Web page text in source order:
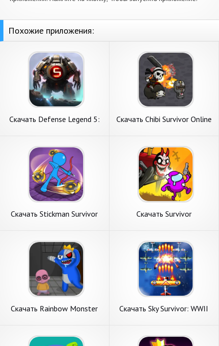
Похожие приложения:
Скачать Defense Legend 5:
Скачать Chibi Survivor Online
Скачать Stickman Survivor
Скачать Survivor
на Андроид
Скачать Rainbow Monster
Скачать Sky Survivor: WWII
на Андроид